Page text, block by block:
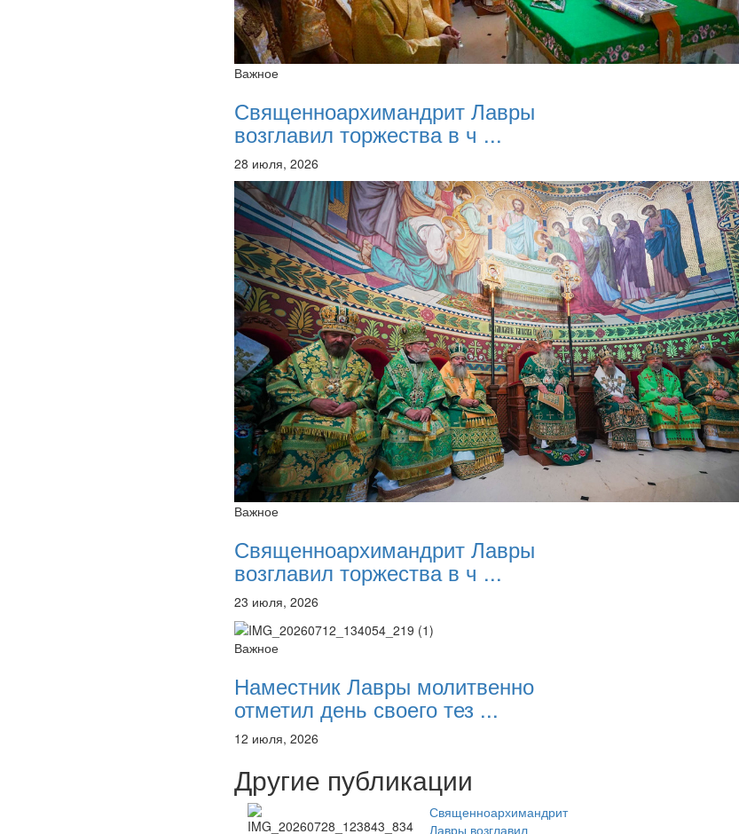
Важное
Священноархимандрит Лавры
возглавил торжества в ч ...
28 июля, 2026
Важное
Священноархимандрит Лавры
возглавил торжества в ч ...
23 июля, 2026
Важное
Наместник Лавры молитвенно
отметил день своего тез ...
12 июля, 2026
Другие публикации
Священноархимандрит
Лавры возглавил